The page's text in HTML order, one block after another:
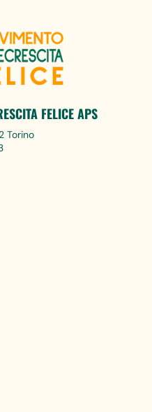
FELICE APS
Torino